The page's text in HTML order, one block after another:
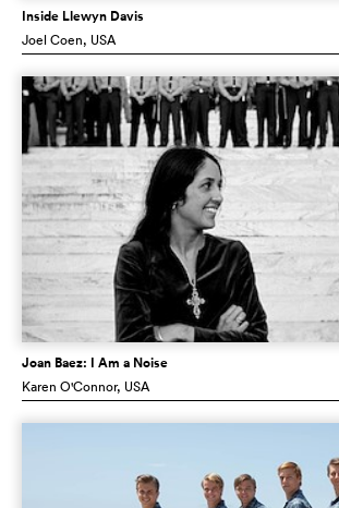
Inside Llewyn Davis
Joel Coen, USA
Joan Baez: I Am a Noise
Karen O'Connor, USA